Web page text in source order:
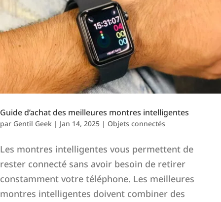
Guide d’achat des meilleures montres intelligentes
par Gentil Geek | Jan 14, 2025 | Objets connectés
Les montres intelligentes vous permettent de
rester connecté sans avoir besoin de retirer
constamment votre téléphone. Les meilleures
montres intelligentes doivent combiner des